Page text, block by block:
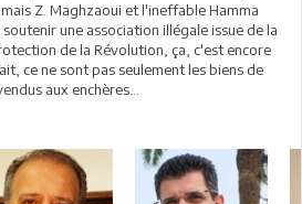
Z. Maghzaoui et l'ineffable Hamma
une association illégale issue de la
de la Révolution, ça, c'est encore
ce ne sont pas seulement les biens de
aux enchères…